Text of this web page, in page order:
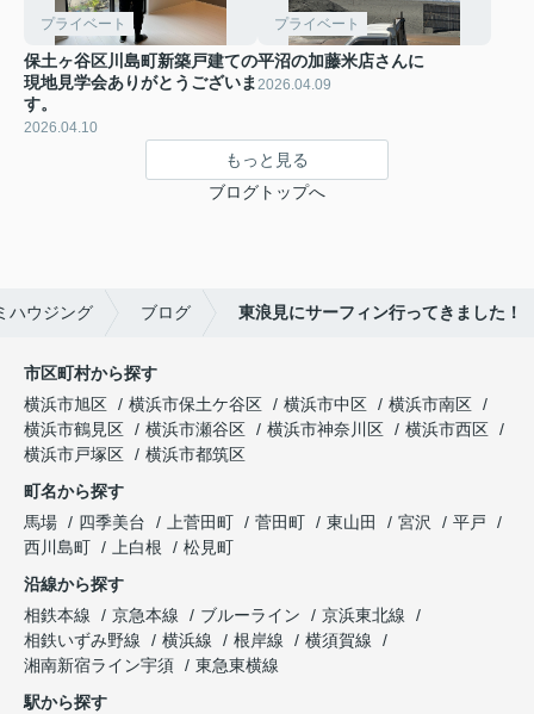
プライベート
保土ヶ谷区川島町新築戸建ての
現地見学会ありがとうございま
す。
2026.04.10
プライベート
平沼の加藤米店さんに
2026.04.09
もっと見る
ブログトップへ
ハウジング ブログ 東浪見にサーフィン行ってきました！
市区町村から探す
横浜市旭区
横浜市保土ケ谷区 横浜市中区
横浜市南区
横浜市鶴見区
横浜市瀬谷区 横浜市神奈川区
横浜市西区
横浜市戸塚区
横浜市都筑区
町名から探す
馬場
四季美台 上菅田町 菅田町 東山田 宮沢
平戸
西川島町
上白根
松見町
沿線から探す
相鉄本線
京急本線 ブルーライン
京浜東北線
相鉄いずみ野線
横浜線 根岸線
横須賀線
湘南新宿ライン宇須
東急東横線
駅から探す